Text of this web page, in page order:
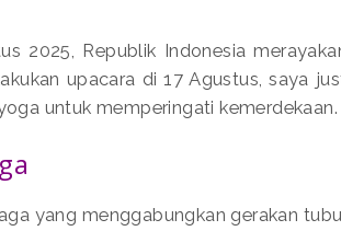
2025, Republik Indonesia
upacara di 17 Agustus, saya
untuk memperingati kemerdekaan.
yang menggabungkan gerakan